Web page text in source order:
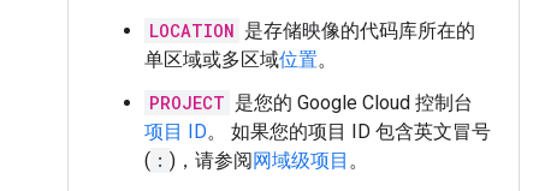
LOCATION 是存储映像的代码库所在的
单区域或多区域位置。
PROJECT 是您的 Google Cloud 控制台
项目 ID。 如果您的项目 ID 包含英文冒号
( : )，请参阅网域级项目 。